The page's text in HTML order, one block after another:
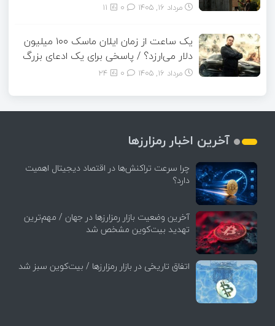
مرداد ۱۶, ۱۴۰۵ 11
یک ساعت از زمان ایلان ماسک ۱۰۰ میلیون
دلار می‌ارزد؟ / پاسخی برای یک ادعای بزرگ
مرداد ۱۶, ۱۴۰۵ 24
آخرین اخبار رمزارزها
چرا سرعت تراکنش‌ها در اقتصاد دیجیتال اهمیت
دارد؟
آخرین وضعیت بازار رمزارزها در جهان / مهم‌ترین
تهدید بیت‌کوین مشخص شد
اتفاق تاریخی در بازار رمزارزها / بیت‌کوین سبز شد